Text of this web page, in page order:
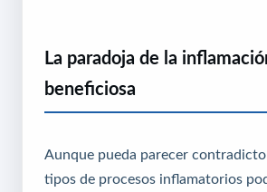
La paradoja de la
beneficiosa
Aunque pueda parecer
tipos de procesos inflamatorios